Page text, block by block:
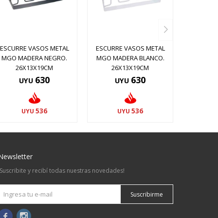
ESCURRE VASOS METAL
MGO MADERA NEGRO.
26X13X19CM
UYU 630
UYU 536
ESCURRE VASOS METAL
MGO MADERA BLANCO.
26X13X19CM
UYU 630
UYU 536
y recibí todas nuestras novedades!
Suscribirme
 